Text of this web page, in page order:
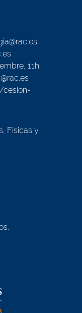
11h
cesion-
Físicas y